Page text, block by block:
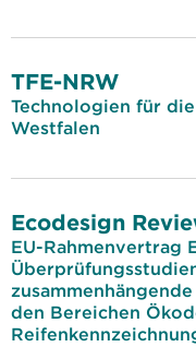
TFE-NRW
Technologien für
Westfalen
Ecodesign
EU-Rahmenvertrag
den Bereichen